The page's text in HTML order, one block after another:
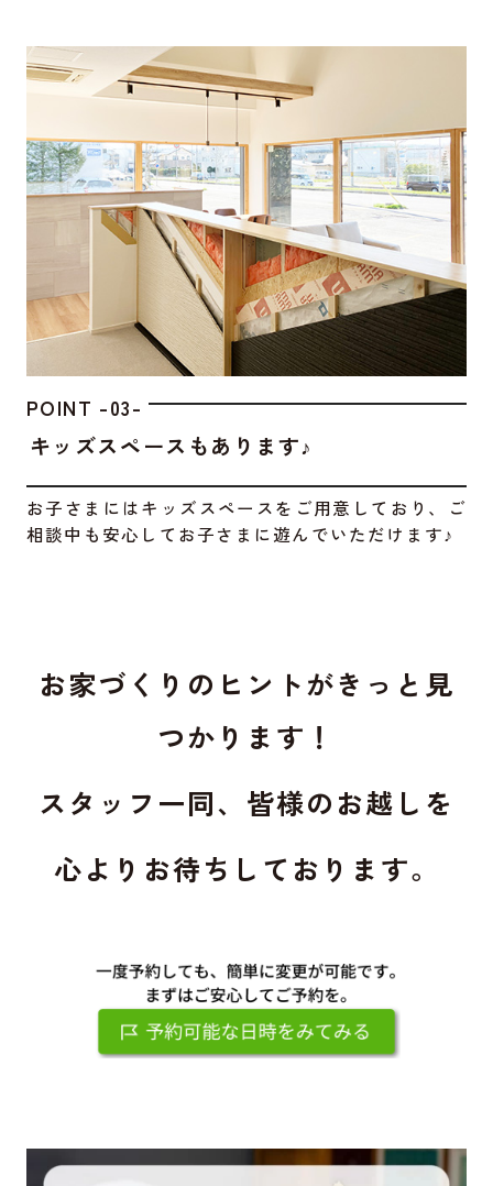
POINT -03-
キッズスペースもあります♪
お子さまにはキッズスペースをご用意しており、ご
相談中も安心してお子さまに遊んでいただけます♪
お家づくりのヒントがきっと見
つかります！
スタッフ一同、皆様のお越しを
心よりお待ちしております。